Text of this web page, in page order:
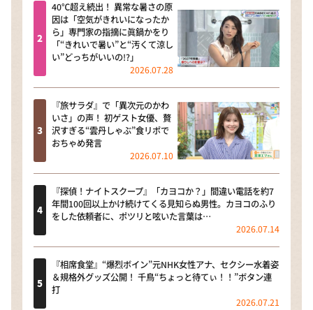
40℃超え続出！ 異常な暑さの原
因は「空気がきれいになったか
ら」専門家の指摘に眞鍋かをり
「“きれいで暑い”と“汚くて涼し
い”どっちがいいの!?」
2026.07.28
『旅サラダ』で「異次元のかわ
いさ」の声！ 初ゲスト女優、贅
沢すぎる“雲丹しゃぶ”食リポで
おちゃめ発言
2026.07.10
『探偵！ナイトスクープ』「カヨコか？」間違い電話を約7
年間100回以上かけ続けてくる見知らぬ男性。カヨコのふり
をした依頼者に、ポツリと呟いた言葉は…
2026.07.14
『相席食堂』“爆烈ボイン”元NHK女性アナ、セクシー水着姿
＆規格外グッズ公開！ 千鳥“ちょっと待てぃ！！”ボタン連
打
2026.07.21